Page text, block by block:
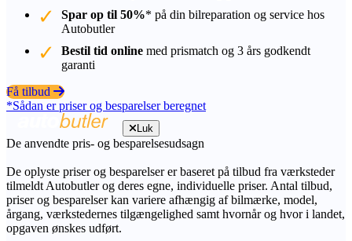
Spar op til 50%* på din bilreparation og service hos
Autobutler
Bestil tid online med prismatch og 3 års godkendt
garanti
Få tilbud
*Sådan er priser og besparelser beregnet
Luk
De anvendte pris- og besparelsesudsagn
De oplyste priser og besparelser er baseret på tilbud fra værksteder
tilmeldt Autobutler og deres egne, individuelle priser. Antal tilbud,
priser og besparelser kan variere afhængig af bilmærke, model,
årgang, værkstedernes tilgængelighed samt hvornår og hvor i landet,
opgaven ønskes udført.